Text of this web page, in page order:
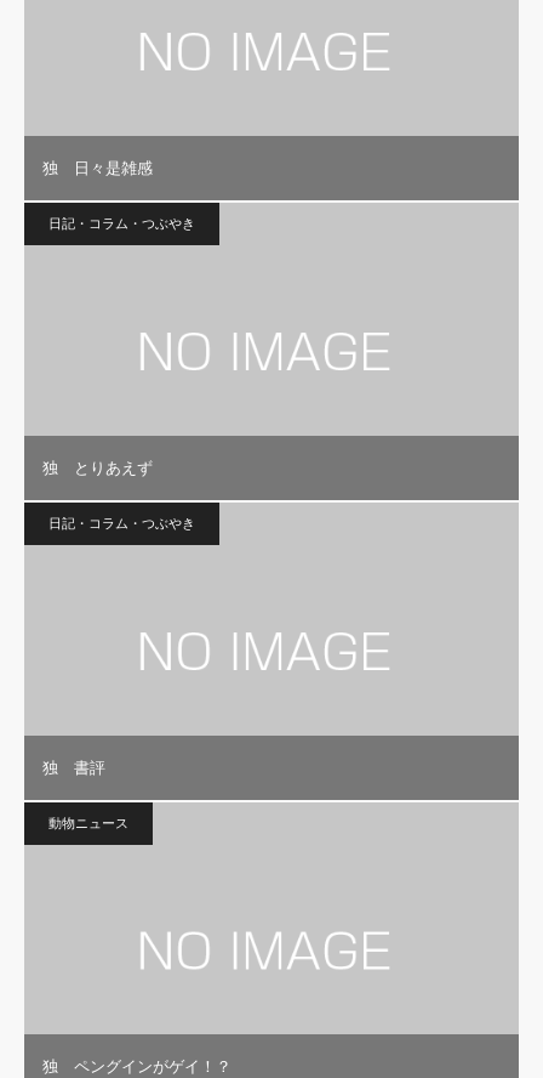
独 日々是雑感
日記・コラム・つぶやき
独 とりあえず
日記・コラム・つぶやき
独 書評
動物ニュース
独 ペングインがゲイ！？